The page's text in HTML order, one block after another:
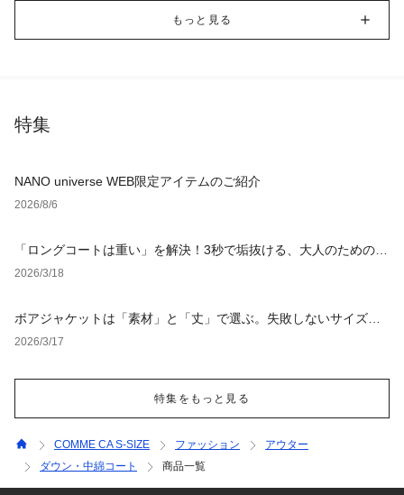
もっと見る
特集
NANO universe WEB限定アイテムのご紹介
2026/8/6
「ロングコートは重い」を解決！3秒で垢抜ける、大人のための
「軽やか見え」着こなし術
2026/3/18
ボアジャケットは「素材」と「丈」で選ぶ。失敗しないサイズ選
びと鉄板レイヤード術を徹底解説【レディース・メンズ】
2026/3/17
特集をもっと見る
COMME CA S-SIZE ファッション
アウター
ダウン・中綿コート
商品一覧